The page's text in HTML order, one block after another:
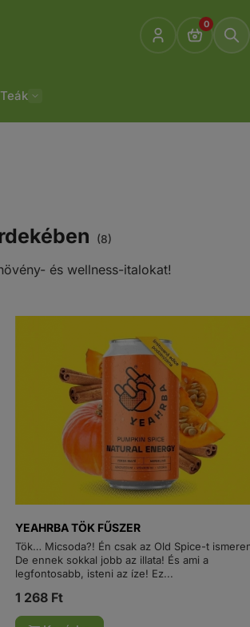
0
Teák
(8)
és wellness-italokat!
YEAHRBA TÖK FŰSZER
Tök… Micsoda?! Én csak az Old Spice-t
De ennek sokkal jobb az illata! És ami a
legfontosabb, isteni az íze! Ez...
1 268 Ft